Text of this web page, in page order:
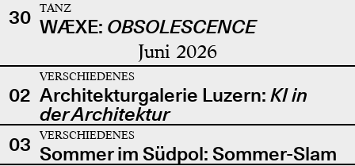
30
TANZ
WÆXE: OBSOLESCENCE
Juni 2026
02
VERSCHIEDENES
Architekturgalerie Luzern: KI in
der Architektur
03
VERSCHIEDENES
Sommer im Südpol: Sommer-Slam